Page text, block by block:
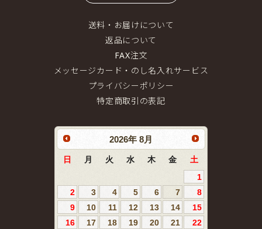
送料・お届けについて
返品について
FAX注文
メッセージカード・のし名入れサービス
プライバシーポリシー
特定商取引の表記
2026年 8月
日 月 火 水 木 金
土
1
2
3 4 5 6 7
8
9
10 11 12 13 14
15
16
17 18 19 20 21 22